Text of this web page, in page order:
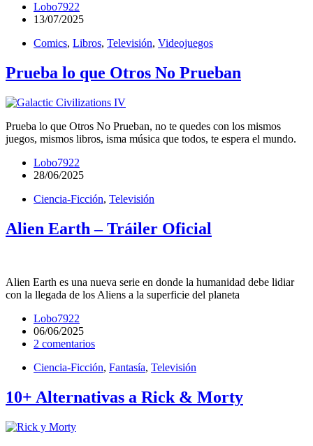
Lobo7922
13/07/2025
Comics, Libros, Televisión, Videojuegos
Prueba lo que Otros No Prueban
Prueba lo que Otros No Prueban, no te quedes con los mismos
juegos, mismos libros, isma música que todos, te espera el mundo.
Lobo7922
28/06/2025
Ciencia-Ficción, Televisión
Alien Earth – Tráiler Oficial
Alien Earth es una nueva serie en donde la humanidad debe lidiar
con la llegada de los Aliens a la superficie del planeta
Lobo7922
06/06/2025
2 comentarios
Ciencia-Ficción, Fantasía, Televisión
10+ Alternativas a Rick & Morty